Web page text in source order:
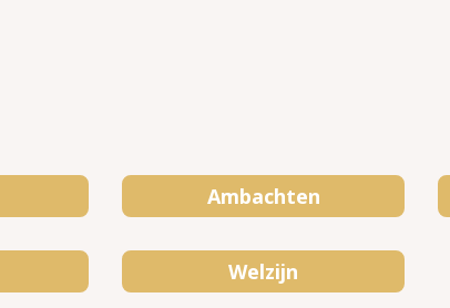
Ambachten
Welzijn